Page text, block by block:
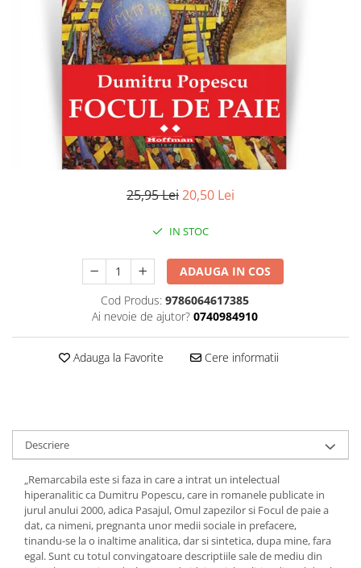
Literatura
Contemporana
Universala
Universala
Non-fictiune
Publicistica / Reportaje / Interviuri
Sociologie si filozofie
25,95 Lei20,50 Lei
IN STOC
ADAUGA IN COS
Cod Produs: 9786064617385
Ai nevoie de ajutor? 0740984910
Adauga la Favorite Cere informatii
Descriere
„Remarcabila este si faza in care a intrat un intelectual
hiperanalitic ca Dumitru Popescu, care in romanele publicate in
jurul anului 2000, adica Pasajul, Omul zapezilor si Focul de paie a
dat, ca nimeni, pregnanta unor medii sociale in prefacere,
tinandu-se la o inaltime analitica, dar si sintetica, dupa mine, fara
egal. Sunt cu totul convingatoare descriptiile sale de mediu din